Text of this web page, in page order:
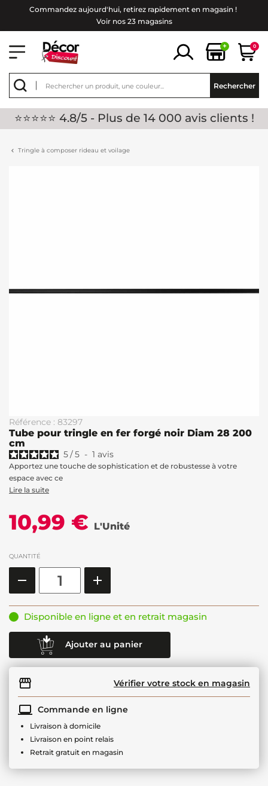
Commandez aujourd'hui, retirez rapidement en magasin !
Voir nos 23 magasins
+ 0
Rechercher
⭐⭐⭐⭐⭐ 4.8/5 - Plus de 14 000 avis clients !
Tringle à composer rideau et voilage
Référence : 83297
Tube pour tringle en fer forgé noir Diam 28 200
cm
5/5 - 1 avis
Apportez une touche de sophistication et de robustesse à votre
espace avec ce
Lire la suite
10,99 € L'Unité
QUANTITÉ
Disponible en ligne et en retrait magasin
Ajouter au panier
Vérifier votre stock en magasin
Commande en ligne
Livraison à domicile
Livraison en point relais
Retrait gratuit en magasin